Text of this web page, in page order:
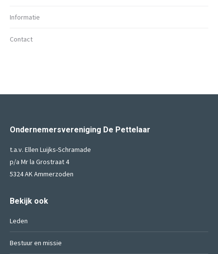
Informatie
Contact
Ondernemersvereniging De Pettelaar
t.a.v. Ellen Luijks-Schramade
p/a Mr la Grostraat 4
5324 AK Ammerzoden
Bekijk ook
Leden
Bestuur en missie